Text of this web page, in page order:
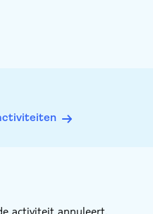
Serrekunda. Zie het
activiteit annuleert.